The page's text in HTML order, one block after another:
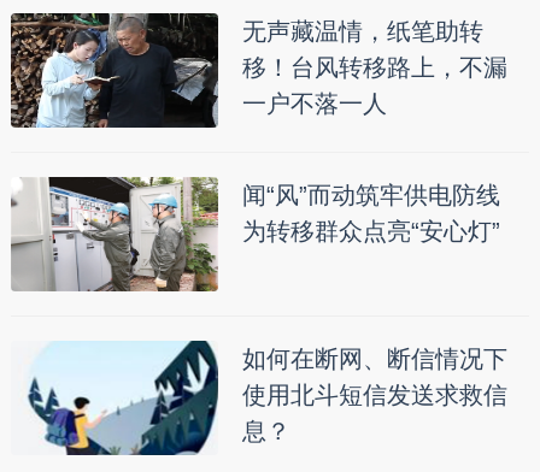
无声藏温情，纸笔助转
移！台风转移路上，不漏
一户不落一人
闻“风”而动筑牢供电防线
为转移群众点亮“安心灯”
如何在断网、断信情况下
使用北斗短信发送求救信
息？